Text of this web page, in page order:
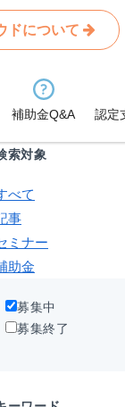
ドについて
補助金Q&A 認定
Search
条件から記事を探す
索対象
べて
事
ミナー
助金
募集中
募集終了